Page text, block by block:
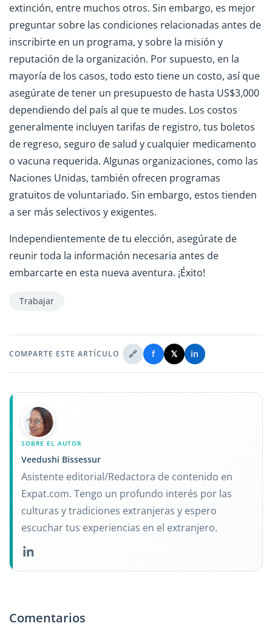
extinción, entre muchos otros. Sin embargo, es mejor
preguntar sobre las condiciones relacionadas antes de
inscribirte en un programa, y ​​sobre la misión y
reputación de la organización. Por supuesto, en la
mayoría de los casos, todo esto tiene un costo, así que
asegúrate de tener un presupuesto de hasta US$3,000
dependiendo del país al que te mudes. Los costos
generalmente incluyen tarifas de registro, tus boletos
de regreso, seguro de salud y cualquier medicamento
o vacuna requerida. Algunas organizaciones, como las
Naciones Unidas, también ofrecen programas
gratuitos de voluntariado. Sin embargo, estos tienden
a ser más selectivos y exigentes.
Independientemente de tu elección, asegúrate de
reunir toda la información necesaria antes de
embarcarte en esta nueva aventura. ¡Éxito!
Trabajar
COMPARTE ESTE ARTÍCULO 🔗 f 𝕏 in
SOBRE EL AUTOR
Veedushi Bissessur
Asistente editorial/Redactora de contenido en
Expat.com. Tengo un profundo interés por las
culturas y tradiciones extranjeras y espero
escuchar tus experiencias en el extranjero.
Comentarios